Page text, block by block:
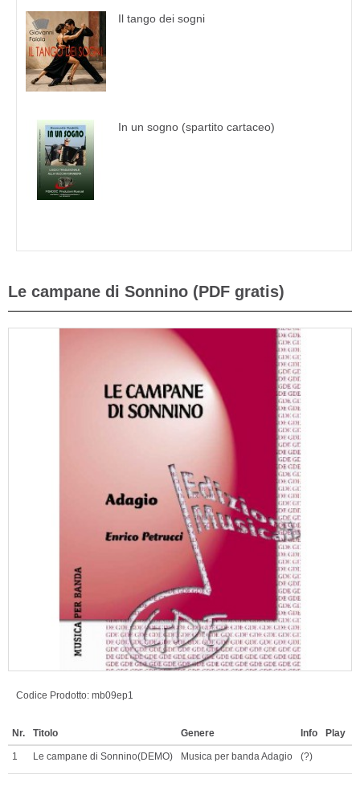
Il tango dei sogni
In un sogno (spartito cartaceo)
Le campane di Sonnino (PDF gratis)
Codice Prodotto: mb09ep1
Nr. Titolo Genere Info Play
1 Le campane di Sonnino(DEMO) Musica per banda Adagio (?)